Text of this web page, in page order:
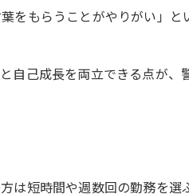
をもらうことがやりがい」と
自己成長を両立できる点が、
は短時間や週数回の勤務を選